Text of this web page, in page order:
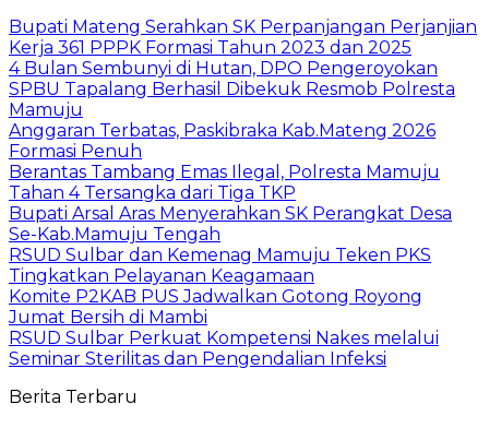
Bupati Mateng Serahkan SK Perpanjangan Perjanjian
Kerja 361 PPPK Formasi Tahun 2023 dan 2025
4 Bulan Sembunyi di Hutan, DPO Pengeroyokan
SPBU Tapalang Berhasil Dibekuk Resmob Polresta
Mamuju
Anggaran Terbatas, Paskibraka Kab.Mateng 2026
Formasi Penuh
Berantas Tambang Emas Ilegal, Polresta Mamuju
Tahan 4 Tersangka dari Tiga TKP
Bupati Arsal Aras Menyerahkan SK Perangkat Desa
Se-Kab.Mamuju Tengah
RSUD Sulbar dan Kemenag Mamuju Teken PKS
Tingkatkan Pelayanan Keagamaan
Komite P2KAB PUS Jadwalkan Gotong Royong
Jumat Bersih di Mambi
RSUD Sulbar Perkuat Kompetensi Nakes melalui
Seminar Sterilitas dan Pengendalian Infeksi
Berita Terbaru